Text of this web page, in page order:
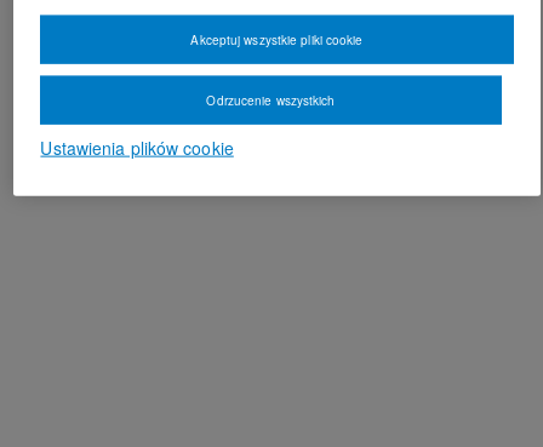
Ustawienia plików cookie
Odrzucenie wszystkich
Akceptuj wszystkie pliki cookie